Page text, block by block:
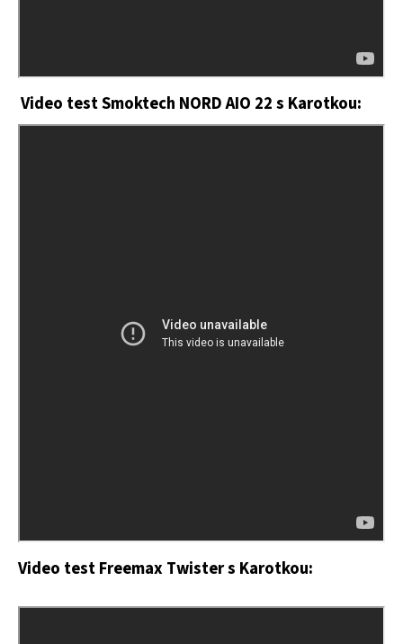
Video test Smoktech NORD AIO 22s Karotkou:
Video test Freemax Twister s Karotkou: